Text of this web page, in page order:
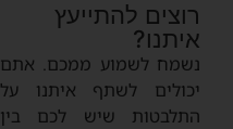
רוצים להתייעץ
איתנו?
נשמח לשמוע ממכם. אתם
יכולים לשתף איתנו על
התלבטות שיש לכם בין